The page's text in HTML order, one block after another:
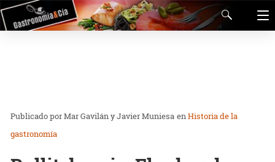
Mar Gavilán y Javier Muniesa enHistoria de la
gastronomía